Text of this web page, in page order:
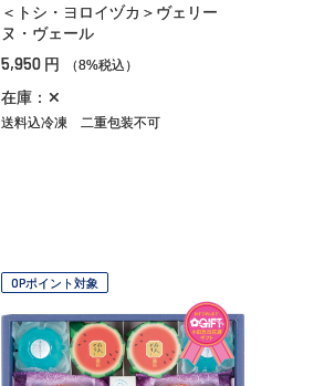
＜トシ・ヨロイヅカ＞ヴェリー
ヌ・ヴェール
5,950 円 （8%税込）
在庫：✕
送料込冷凍 二重包装不可
OPポイント対象